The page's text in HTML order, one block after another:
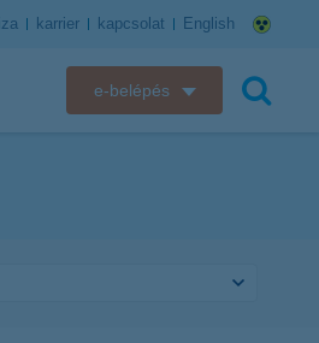
karrier kapcsolat English
e-belépés